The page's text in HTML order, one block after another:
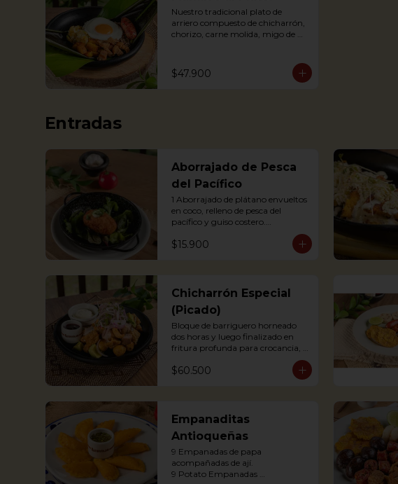
Nuestro tradicional plato de
arriero compuesto de chicharrón,
chorizo, carne molida, migo de
$47.900
Entradas
Aborrajado de Pesca
del Pacífico
1 Aborrajado de plátano envueltos
en coco, relleno de pesca del
pacífico y guiso costero.
Dorado o Bravo
1 Plantain adornment wrapped in
$15.900
Chicharrón Especial
(Picado)
Bloque de barriguero horneado
dos horas y luego finalizado en
fritura profunda para crocancia,
acompañado de papitas criollas,
cebolla acevichada y reducción de
crispy crunchiness, accompanied
by creole potatoes, onion and
agras reduction.
$60.500
Empanaditas
Antioqueñas
9 Empanadas de papa
acompañadas de ají.
9 Potato Empanadas